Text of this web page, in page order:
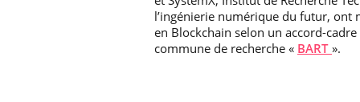
l’ingénierie numérique du futur, ont
en Blockchain selon un accord-
commune de recherche « BART ».